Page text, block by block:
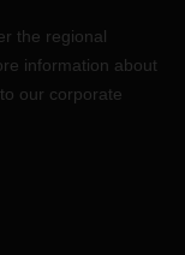
the regional
information about
our corporate